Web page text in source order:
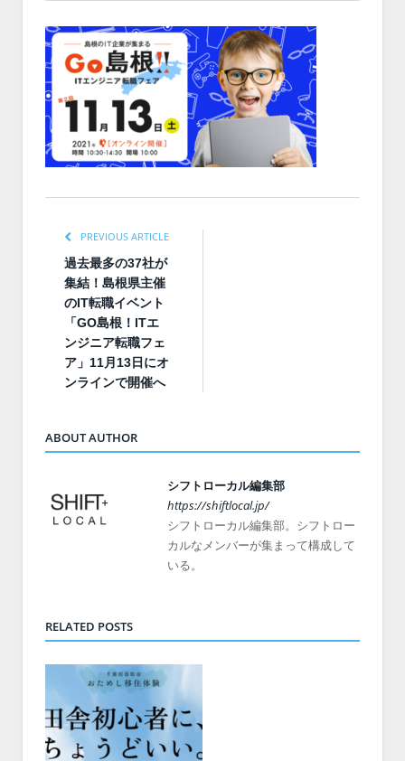
PREVIOUS ARTICLE
過去最多の37社が
集結！島根県主催
のIT転職イベント
「GO島根！ITエ
ンジニア転職フェ
ア」11月13日にオ
ンラインで開催へ
ABOUT AUTHOR
シフトローカル編集部
https://shiftlocal.jp/
シフトローカル編集部。シフトロー
カルなメンバーが集まって構成して
いる。
RELATED POSTS